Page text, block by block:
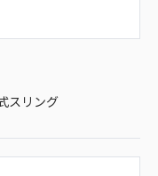
スリング